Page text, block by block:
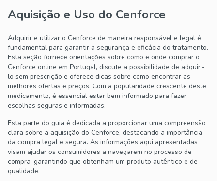
Aquisição e Uso do Cenforce
Adquirir e utilizar o Cenforce de maneira responsável e legal é
fundamental para garantir a segurança e eficácia do tratamento.
Esta seção fornece orientações sobre como e onde comprar o
Cenforce online em Portugal, discute a possibilidade de adquiri-
lo sem prescrição e oferece dicas sobre como encontrar as
melhores ofertas e preços. Com a popularidade crescente deste
medicamento, é essencial estar bem informado para fazer
escolhas seguras e informadas.
Esta parte do guia é dedicada a proporcionar uma compreensão
clara sobre a aquisição do Cenforce, destacando a importância
da compra legal e segura. As informações aqui apresentadas
visam ajudar os consumidores a navegarem no processo de
compra, garantindo que obtenham um produto autêntico e de
qualidade.